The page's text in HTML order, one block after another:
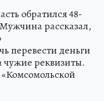
обратился 48-
рассказал,
перевести деньги
чужие реквизиты.